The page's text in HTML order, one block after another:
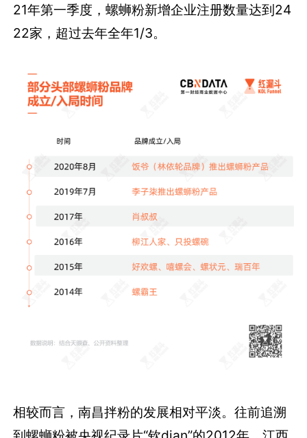
21年第一季度，螺蛳粉新增企业注册数量达到24
22家，超过去年全年1/3。
相较而言，南昌拌粉的发展相对平淡。往前追溯